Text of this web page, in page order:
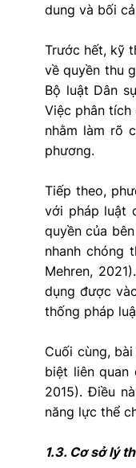
dung và bối
Trước hết, kỹ
về quyền thu
Bộ luật Dân
Việc phân
nhằm làm rõ
phương.
Tiếp theo,
với pháp luật
quyền của
nhanh chóng
Mehren,
dụng được
thống pháp
Cuối cùng,
biệt liên quan
2015). Điều
năng lực thể
1.3. Cơ sở lý